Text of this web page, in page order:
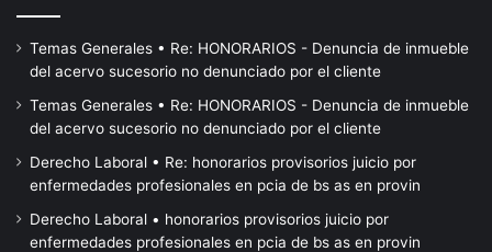
Temas Generales • Re: HONORARIOS - Denuncia de inmueble
del acervo sucesorio no denunciado por el cliente
Temas Generales • Re: HONORARIOS - Denuncia de inmueble
del acervo sucesorio no denunciado por el cliente
Derecho Laboral • Re: honorarios provisorios juicio por
enfermedades profesionales en pcia de bs as en provin
Derecho Laboral • honorarios provisorios juicio por
enfermedades profesionales en pcia de bs as en provin